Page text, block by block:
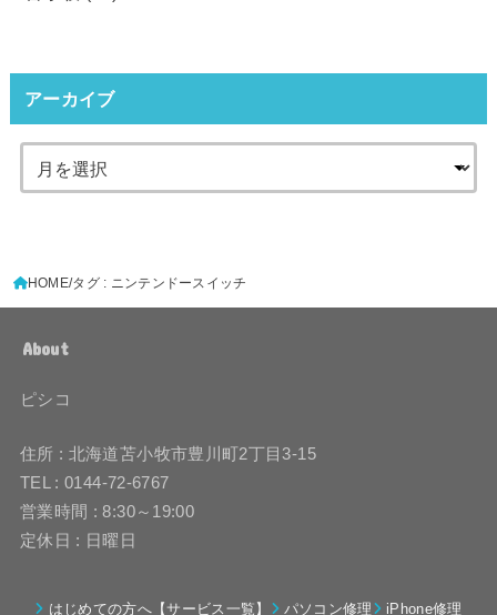
アーカイブ
HOME タグ : ニンテンドースイッチ
About
ピシコ
住所 : 北海道苫小牧市豊川町2丁目3-15
TEL : 0144-72-6767
営業時間 : 8:30～19:00
定休日 : 日曜日
はじめての方へ【サービス一覧】 パソコン修理 iPhone修理